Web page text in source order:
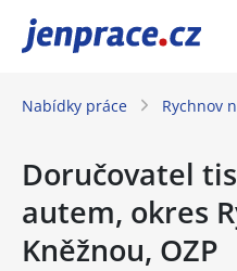
JenPráce.cz
Nabídky práce Rychnov
Doručovatel
autem, okres
Kněžnou, OZP